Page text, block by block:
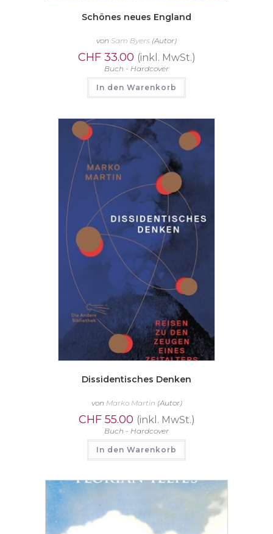
Schönes neues England
von Sam Byers (Autor)
CHF33.00 (inkl. MwSt.)
Buch - Hardcover
In den Warenkorb
Dissidentisches Denken
von Marko Martin (Autor)
CHF55.00 (inkl. MwSt.)
Buch - Hardcover
In den Warenkorb